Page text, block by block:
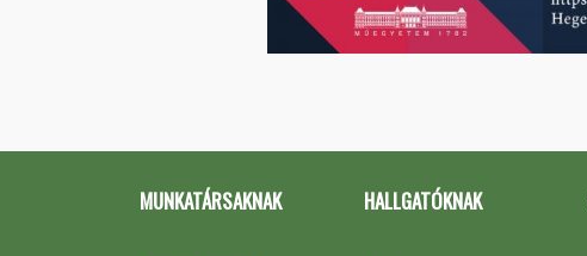
MUNKATÁRSAKNAK HALLGATÓKNAK